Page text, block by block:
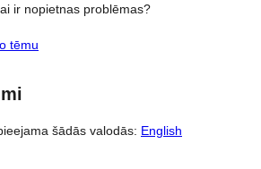
ir nopietnas problēmas?
tēmu
šādās valodās: English